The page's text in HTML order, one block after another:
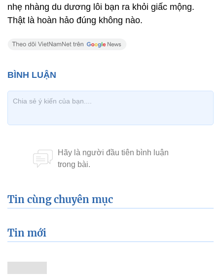
nhẹ nhàng du dương lôi bạn ra khỏi giấc mộng.
Thật là hoàn hảo đúng không nào.
Tin cùng chuyên mục
Tin mới